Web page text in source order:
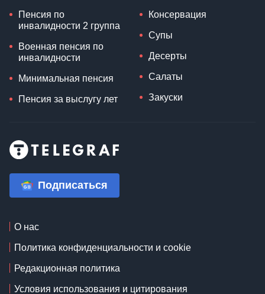
Пенсия по
инвалидности 2 группа
Военная пенсия по
инвалидности
Минимальная пенсия
Пенсия за выслугу лет
Консервация
Супы
Десерты
Салаты
Закуски
Подписаться
О нас
Политика конфиденциальности и cookie
Редакционная политика
Условия использования и цитирования